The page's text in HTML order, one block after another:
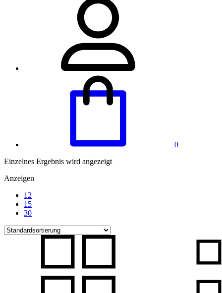
0
Einzelnes Ergebnis wird angezeigt
Anzeigen
12
15
30